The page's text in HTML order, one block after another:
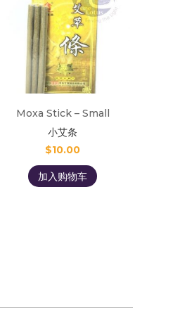
Moxa Stick – Small
小艾条
$10.00
加入购物车